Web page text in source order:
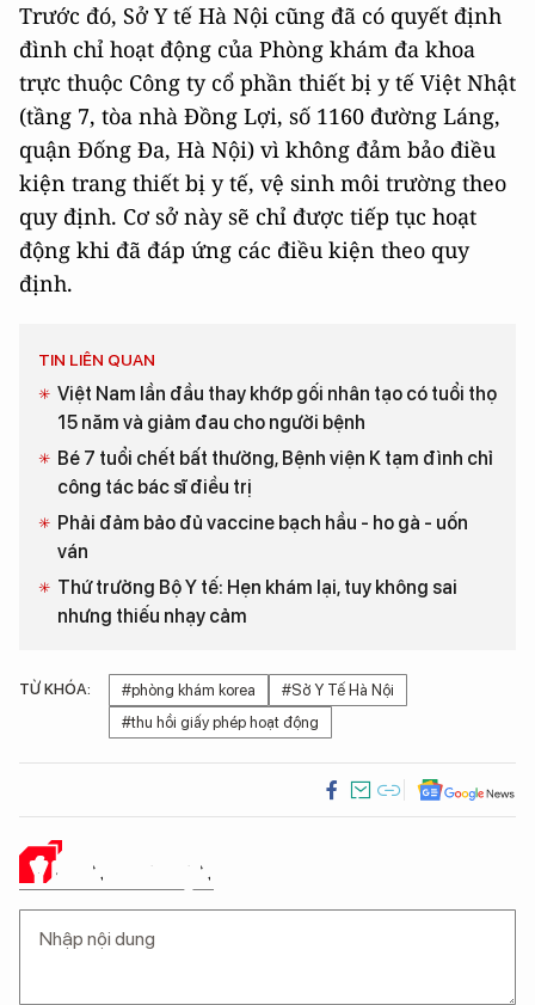
Trước đó, Sở Y tế Hà Nội cũng đã có quyết định
đình chỉ hoạt động của Phòng khám đa khoa
trực thuộc Công ty cổ phần thiết bị y tế Việt Nhật
(tầng 7, tòa nhà Đồng Lợi, số 1160 đường Láng,
quận Đống Đa, Hà Nội) vì không đảm bảo điều
kiện trang thiết bị y tế, vệ sinh môi trường theo
quy định. Cơ sở này sẽ chỉ được tiếp tục hoạt
động khi đã đáp ứng các điều kiện theo quy
định.
TIN LIÊN QUAN
Việt Nam lần đầu thay khớp gối nhân tạo có tuổi thọ
15 năm và giảm đau cho người bệnh
Bé 7 tuổi chết bất thường, Bệnh viện K tạm đình chỉ
công tác bác sĩ điều trị
Phải đảm bảo đủ vaccine bạch hầu - ho gà - uốn
ván
Thứ trưởng Bộ Y tế: Hẹn khám lại, tuy không sai
nhưng thiếu nhạy cảm
TỪ KHÓA: #phòng khám korea
#Sở Y Tế Hà Nội
#thu hồi giấy phép hoạt động
Ý KIẾN CỦA BẠN